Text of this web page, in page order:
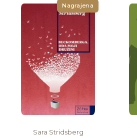
Nagrajena
Sara Stridsberg